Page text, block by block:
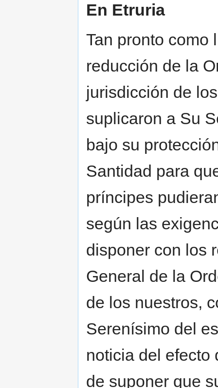
En Etruria
Tan pronto como
reducción de la
jurisdicción de
suplicaron a Su
bajo su
Santidad para
príncipes
según las
disponer con los
General de la
de los nuestros,
Serenísimo del
noticia del efecto
de suponer que